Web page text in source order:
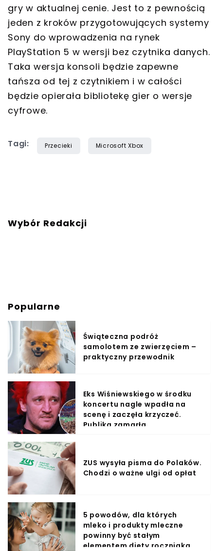
gry w aktualnej cenie. Jest to z pewnością
jeden z kroków przygotowujących systemy
Sony do wprowadzenia na rynek
PlayStation 5 w wersji bez czytnika danych.
Taka wersja konsoli będzie zapewne
tańsza od tej z czytnikiem i w całości
będzie opierała bibliotekę gier o wersje
cyfrowe.
Tagi: Przecieki Microsoft Xbox
Wybór Redakcji
Popularne
Świąteczna podróż
samolotem ze zwierzęciem –
praktyczny przewodnik
Eks Wiśniewskiego w środku
koncertu nagle wpadła na
scenę i zaczęła krzyczeć.
Publika zamarła
ZUS wysyła pisma do Polaków.
Chodzi o ważne ulgi od opłat
5 powodów, dla których
mleko i produkty mleczne
powinny być stałym
elementem diety roczniaka